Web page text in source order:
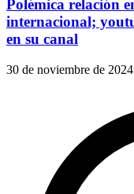
Polémica relación
internacional;
en su canal
30 de noviembre de 2024